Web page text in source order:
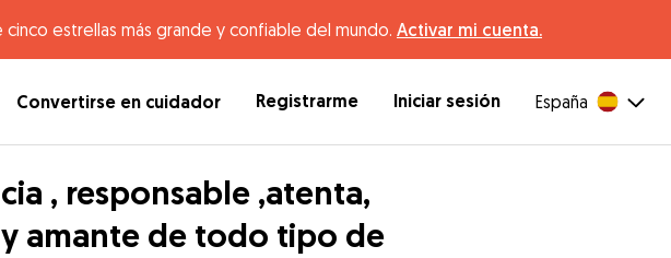
estrellas más grande y confiable del mundo. Activar mi cuenta.
Convertirse en cuidador Registrarme Iniciar sesión España
, responsable ,atenta,
amante de todo tipo de